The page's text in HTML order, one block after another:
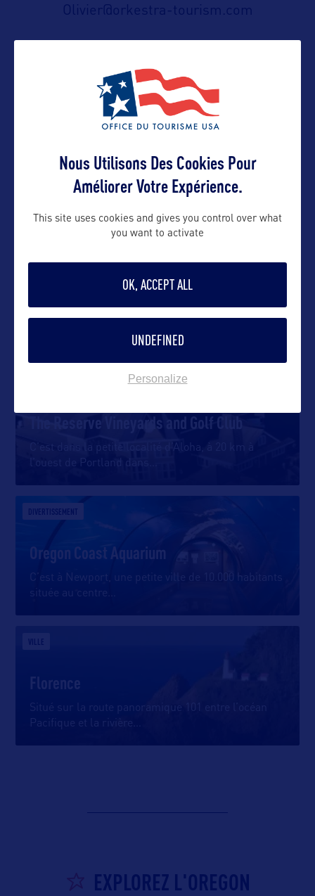
Olivier@orkestra-tourism.com
Suivre
VOIR LE SITE
The Reserve Vineyards and Golf Club
C’est dans la petite localité d’Aloha, à 20 km à
l’ouest de Portland dans
DIVERTISSEMENT
Oregon Coast Aquarium
C’est à Newport, une petite ville de 10.000 habitants
située au centre
VILLE
Florence
Situé sur la route panoramique 101 entre l’océan
Pacifique et la rivière
EXPLOREZ L'OREGON
Nous Utilisons Des Cookies Pour
Améliorer Votre Expérience.
This site uses cookies and gives you control over what
you want to activate
OK, ACCEPT ALL
UNDEFINED
Personalize